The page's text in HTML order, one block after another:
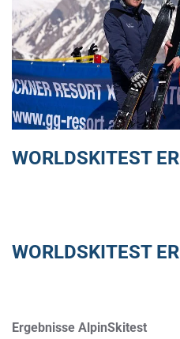
WORLDSKITEST
WORLDSKITEST
Ergebnisse AlpinSkitest